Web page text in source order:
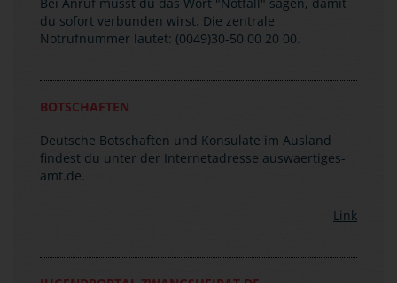
SCHNELLEN HILFE
AUSWÄRTIGES AMT DEUTSCHLAND
Bei Anruf musst du das Wort "Notfall" sagen, damit
Notrufnummer lautet: (0049)30-50 00 20 00.
BOTSCHAFTEN